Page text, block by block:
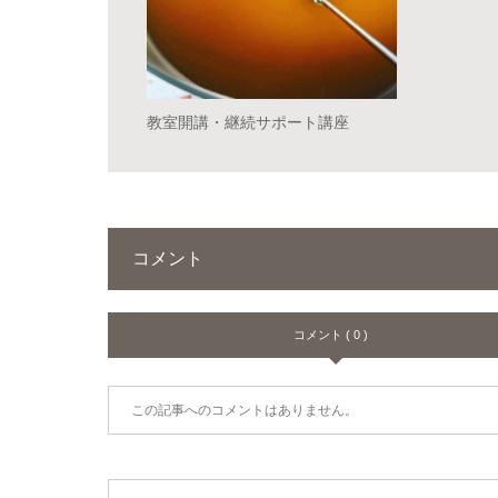
教室開講・継続サポート講座
コメント
コメント ( 0 )
この記事へのコメントはありません。